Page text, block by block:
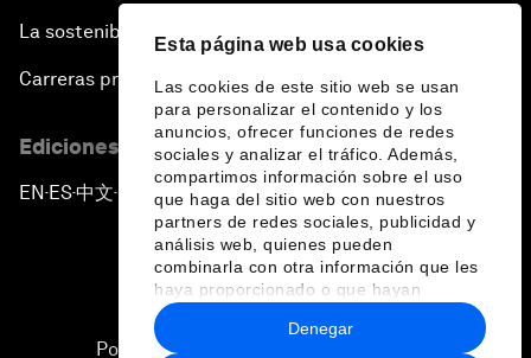
Esta página web usa cookies
Las cookies de este sitio web se usan
para personalizar el contenido y los
anuncios, ofrecer funciones de redes
sociales y analizar el tráfico. Además,
compartimos información sobre el uso
que haga del sitio web con nuestros
partners de redes sociales, publicidad y
análisis web, quienes pueden
combinarla con otra información que les
haya proporcionado o que hayan
recopilado a partir del uso que haya
hecho de sus servicios.
Denegar
La sostenibilidad en el Foro
Carreras profesionales
Ediciones en otros idiomas
EN ▪ES▪中文▪ 日本語
Política de privacidad y normas de uso